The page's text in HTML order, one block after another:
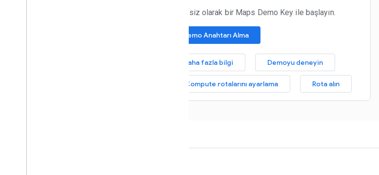
Ücretsiz olarak bir Maps Demo Key ile başlayın.
Demo Anahtarı Alma
Daha fazla bilgi Demoyu deneyin
Compute rotalarını ayarlama Rota alın